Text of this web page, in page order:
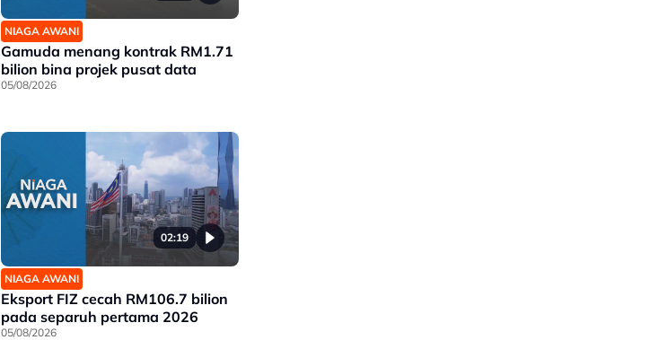
NIAGA AWANI
Gamuda menang kontrak RM1.71
bilion bina projek pusat data
05/08/2026
02:19
NIAGA AWANI
Eksport FIZ cecah RM106.7 bilion
pada separuh pertama 2026
05/08/2026